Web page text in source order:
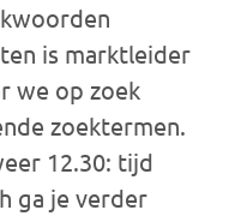
is marktleider
we op zoek
zoektermen.
12.30: tijd
ga je verder